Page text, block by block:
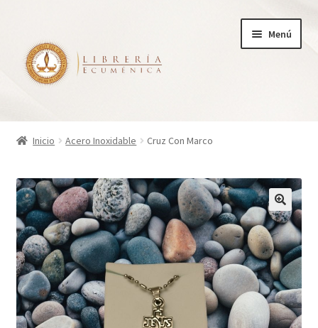
la
navegación
contenido
Menú
Inicio
Carrito
Finalizar compra
¿Quienes somos?
Mi cuenta
Inicio Acero Inoxidable Cruz Con Marco